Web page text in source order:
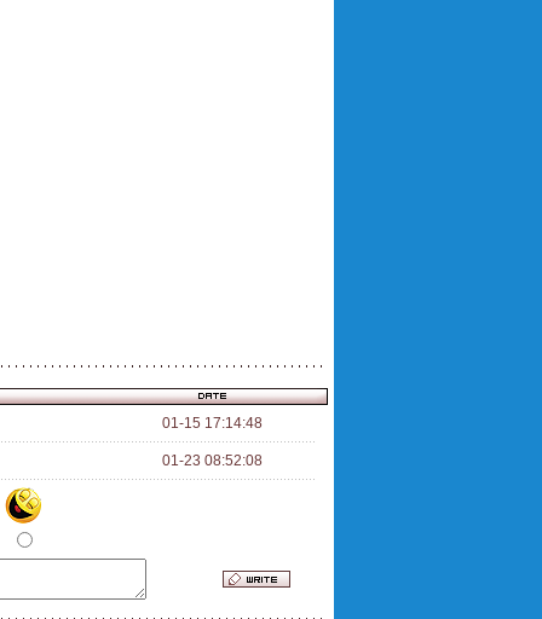
01-15 17:14:48
01-23 08:52:08